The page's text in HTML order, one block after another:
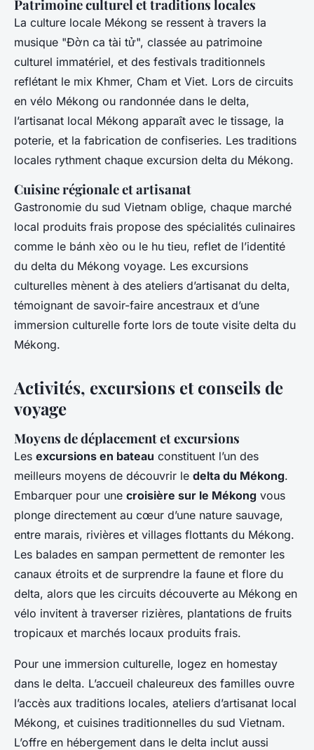
Patrimoine culturel et traditions locales
La culture locale Mékong se ressent à travers la
musique "Đờn ca tài tử", classée au patrimoine
culturel immatériel, et des festivals traditionnels
reflétant le mix Khmer, Cham et Viet. Lors de circuits
en vélo Mékong ou randonnée dans le delta,
l’artisanat local Mékong apparaît avec le tissage, la
poterie, et la fabrication de confiseries. Les traditions
locales rythment chaque excursion delta du Mékong.
Cuisine régionale et artisanat
Gastronomie du sud Vietnam oblige, chaque marché
local produits frais propose des spécialités culinaires
comme le bánh xèo ou le hu tieu, reflet de l’identité
du delta du Mékong voyage. Les excursions
culturelles mènent à des ateliers d’artisanat du delta,
témoignant de savoir-faire ancestraux et d’une
immersion culturelle forte lors de toute visite delta du
Mékong.
Activités, excursions et conseils de
voyage
Moyens de déplacement et excursions
Les excursions en bateau constituent l’un des
meilleurs moyens de découvrir le delta du Mékong.
Embarquer pour une croisière sur le Mékong vous
plonge directement au cœur d’une nature sauvage,
entre marais, rivières et villages flottants du Mékong.
Les balades en sampan permettent de remonter les
canaux étroits et de surprendre la faune et flore du
delta, alors que les circuits découverte au Mékong en
vélo invitent à traverser rizières, plantations de fruits
tropicaux et marchés locaux produits frais.
Pour une immersion culturelle, logez en homestay
dans le delta. L’accueil chaleureux des familles ouvre
l’accès aux traditions locales, ateliers d’artisanat local
Mékong, et cuisines traditionnelles du sud Vietnam.
L’offre en hébergement dans le delta inclut aussi